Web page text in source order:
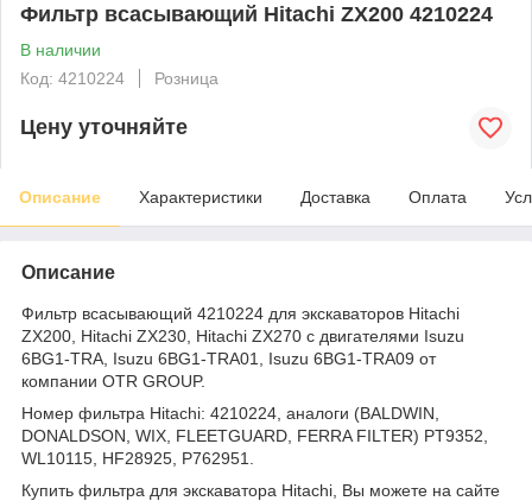
Фильтр всасывающий Hitachi ZX200 4210224
В наличии
Код: 4210224
Розница
Цену уточняйте
Описание Характеристики Доставка Оплата
Описание
Фильтр всасывающий 4210224 для экскаваторов Hitachi
ZX200, Hitachi ZX230, Hitachi ZX270 с двигателями Isuzu
6BG1-TRA, Isuzu 6BG1-TRA01, Isuzu 6BG1-TRA09 от
компании OTR GROUP.
Номер фильтра Hitachi: 4210224, аналоги (BALDWIN,
DONALDSON, WIX, FLEETGUARD, FERRA FILTER) PT9352,
WL10115, HF28925, P762951.
Купить фильтра для экскаватора Hitachi, Вы можете на сайте